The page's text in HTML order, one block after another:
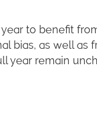
to benefit
bias, as well as
year remain